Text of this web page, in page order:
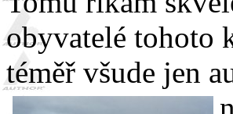
obyvatelé tohoto
téměř všude jen